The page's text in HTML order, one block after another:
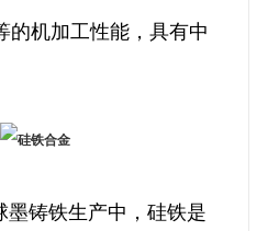
的机加工性能，具有中
铸铁生产中，硅铁是